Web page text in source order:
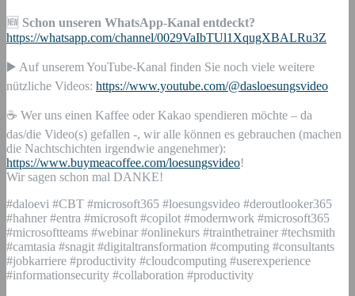
🆕 Schon unseren WhatsApp-Kanal entdeckt?
https://whatsapp.com/channel/0029VaIbTUl1XqugXBALRu3Z
▶️ Auf unserem YouTube-Kanal finden Sie noch viele weitere
nützliche Videos: https://www.youtube.com/@dasloesungsvideo
☕ Wer uns einen Kaffee oder Kakao spendieren möchte – da
das/die Video(s) gefallen -, wir alle können es gebrauchen (machen
die Nachtschichten irgendwie angenehmer):
https://www.buymeacoffee.com/loesungsvideo!
Wir sagen schon mal DANKE!
#daloevi #CBT #microsoft365 #loesungsvideo #deroutlooker365
#hahner #entra #microsoft #copilot #modernwork #microsoft365
#microsoftteams #webinar #onlinekurs #trainthetrainer #techsmith
#camtasia #snagit #digitaltransformation #computing #consultants
#jobkarriere #productivity #cloudcomputing #userexperience
#informationsecurity #collaboration #productivity